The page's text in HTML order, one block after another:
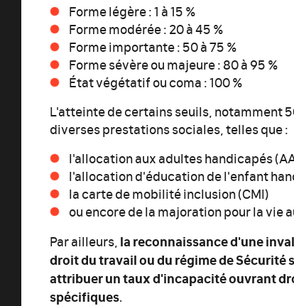
Forme légère : 1 à 15 %
Forme modérée : 20 à 45 %
Forme importante : 50 à 75 %
Forme sévère ou majeure : 80 à 95 %
État végétatif ou coma : 100 %
L'atteinte de certains seuils, notamment
diverses prestations sociales, telles que :
l'allocation aux adultes handicapés
l'allocation d'éducation de l'enfant
la carte de mobilité inclusion (CMI)
ou encore de la majoration pour la vie
Par ailleurs, la reconnaissance d'une
droit du travail ou du régime de Sécurité
attribuer un taux d'incapacité ouvrant
spécifiques.